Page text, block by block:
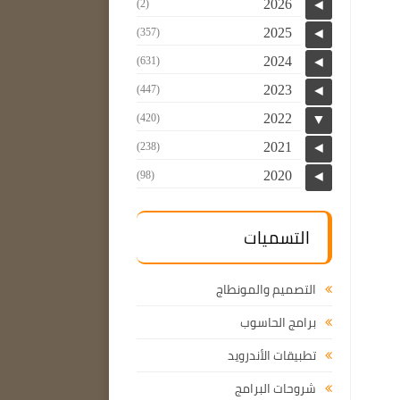
◄
2026
(2)
◄
2025
(357)
◄
2024
(631)
◄
2023
(447)
▼
2022
(420)
◄
2021
(238)
◄
2020
(98)
التسميات
التصميم والمونطاج
برامج الحاسوب
تطبيقات الأندرويد
شروحات البرامج